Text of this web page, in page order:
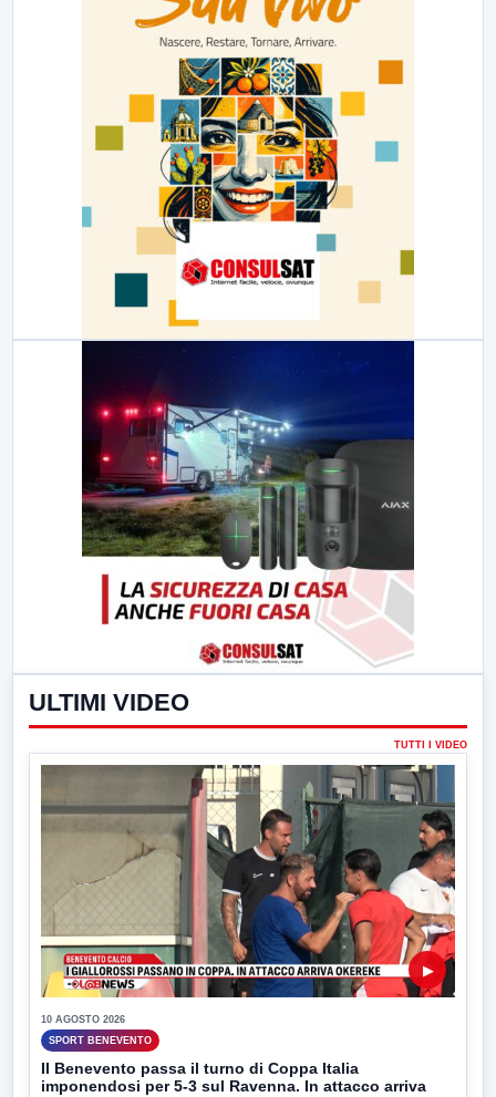
ULTIMI VIDEO
TUTTI I VIDEO
▶
10 AGOSTO 2026
SPORT BENEVENTO
Il Benevento passa il turno di Coppa Italia
imponendosi per 5-3 sul Ravenna. In attacco arriva